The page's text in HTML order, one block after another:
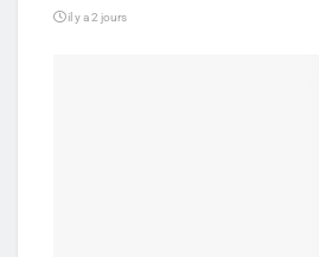
il y a 2 jours